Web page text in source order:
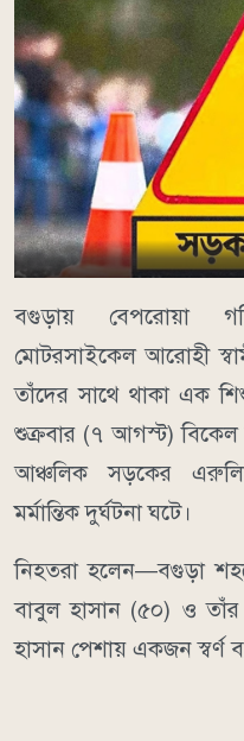
বগুড়ায় বেপরোয়া
মোটরসাইকেল আরোহী
তাঁদের সাথে থাকা এক
শুক্রবার (৭ আগস্ট) বিকেল
আঞ্চলিক সড়কের
মর্মান্তিক দুর্ঘটনা ঘটে।
নিহতরা হলেন—বগুড়া
বাবুল হাসান (৫০) ও তাঁর
হাসান পেশায় একজন স্বর্ণ